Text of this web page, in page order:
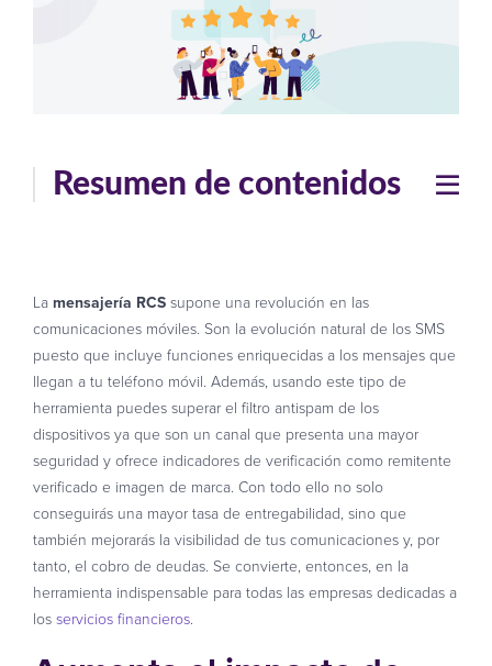
Resumen de contenidos
Lamensajería RCSsupone una revolución en las
comunicaciones móviles. Son la evolución natural de los SMS
puesto que incluye funciones enriquecidas a los mensajes que
llegan a tu teléfono móvil. Además, usando este tipo de
herramienta puedes superar el filtro antispam de los
dispositivos ya que son un canal que presenta una mayor
seguridad y ofrece indicadores de verificación como remitente
verificado e imagen de marca. Con todo ello no solo
conseguirás una mayor tasa de entregabilidad, sino que
también mejorarás la visibilidad de tus comunicaciones y, por
tanto, el cobro de deudas. Se convierte, entonces, en la
herramienta indispensable para todas las empresas dedicadas a
losservicios financieros.